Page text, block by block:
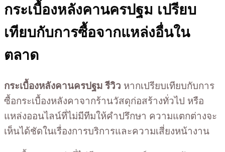
กระเบื้องหลังคานครปฐม เปรียบ
เทียบกับการซื้อจากแหล่งอื่นใน
ตลาด
กระเบื้องหลังคานครปฐม รีวิว หากเปรียบเทียบกับการ
ซื้อกระเบื้องหลังคาจากร้านวัสดุก่อสร้างทั่วไป หรือ
แหล่งออนไลน์ที่ไม่มีทีมให้คำปรึกษา ความแตกต่างจะ
เห็นได้ชัดในเรื่องการบริการและความเสี่ยงหน้างาน